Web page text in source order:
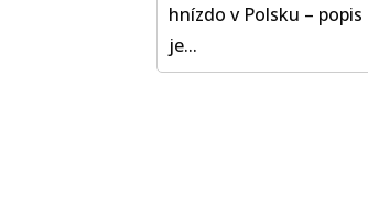
hnízdo v Polsku –
je...